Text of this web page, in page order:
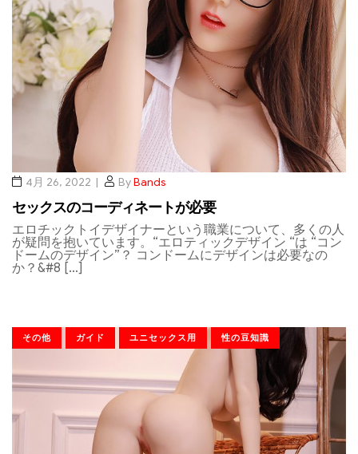
4月 26, 2022 ByBands
セックスのコーディネートが必要
エロチックトイデザイナーという職業について、多くの人
が疑問を抱いています。“エロティックデザイン “は “コン
ドームのデザイン”？ コンドームにデザインは必要なの
か？&#8 […]
その他 ガイド ユニセックス用 性の豆知識